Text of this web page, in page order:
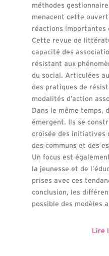
méthodes
menacent cette
réactions importantes
Cette revue de
capacité des
résistant aux
du social. Articulées
des pratiques de
modalités d’action
Dans le même temps,
émergent. Ils se
croisée des initiatives
des communs et des
Un focus est
la jeunesse et de
prises avec ces
conclusion, les
possible des modèles
Lire